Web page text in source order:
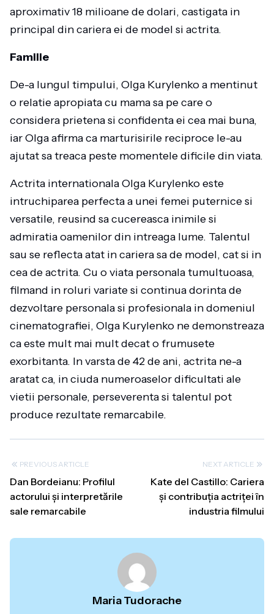
aproximativ 18 milioane de dolari, castigata in
principal din cariera ei de model si actrita.
Familie
De-a lungul timpului, Olga Kurylenko a mentinut
o relatie apropiata cu mama sa pe care o
considera prietena si confidenta ei cea mai buna,
iar Olga afirma ca marturisirile reciproce le-au
ajutat sa treaca peste momentele dificile din viata.
Actrita internationala Olga Kurylenko este
intruchiparea perfecta a unei femei puternice si
versatile, reusind sa cucereasca inimile si
admiratia oamenilor din intreaga lume. Talentul
sau se reflecta atat in cariera sa de model, cat si in
cea de actrita. Cu o viata personala tumultuoasa,
filmand in roluri variate si continua dorinta de
dezvoltare personala si profesionala in domeniul
cinematografiei, Olga Kurylenko ne demonstreaza
ca este mult mai mult decat o frumusete
exorbitanta. In varsta de 42 de ani, actrita ne-a
aratat ca, in ciuda numeroaselor dificultati ale
vietii personale, perseverenta si talentul pot
produce rezultate remarcabile.
PREVIOUS ARTICLE
Dan Bordeianu: Profilul
actorului și interpretările
sale remarcabile
NEXT ARTICLE
Kate del Castillo: Cariera
și contribuția actriței în
industria filmului
Maria Tudorache